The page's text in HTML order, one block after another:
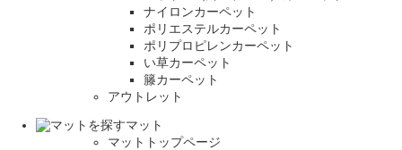
ナイロンカーペット
ポリエステルカーペット
ポリプロピレンカーペット
い草カーペット
籐カーペット
アウトレット
マット
マットトップページ